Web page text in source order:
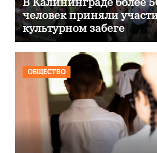
человек приняли
культурном забеге
ОБЩЕСТВО